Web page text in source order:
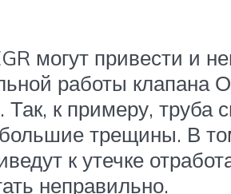
могут привести и
работы клапана
к примеру,
трещины. В
к утечке
неправильно.